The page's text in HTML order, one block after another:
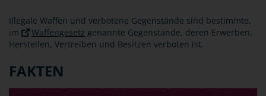
Illegale Waffen und verbotene Gegenstände sind bestimmte,
im
Waffengesetz genannte Gegenstände, deren Erwerben,
Herstellen, Vertreiben und Besitzen verboten ist.
FAKTEN